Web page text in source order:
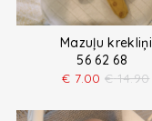
Mazuļu krekliņi
56 62 68
€ 7.00 € 14.90